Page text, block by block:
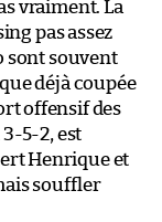
vraiment. La
pas assez
sont souvent
déjà coupée
offensif des
5-2, est
Henrique et
souffler